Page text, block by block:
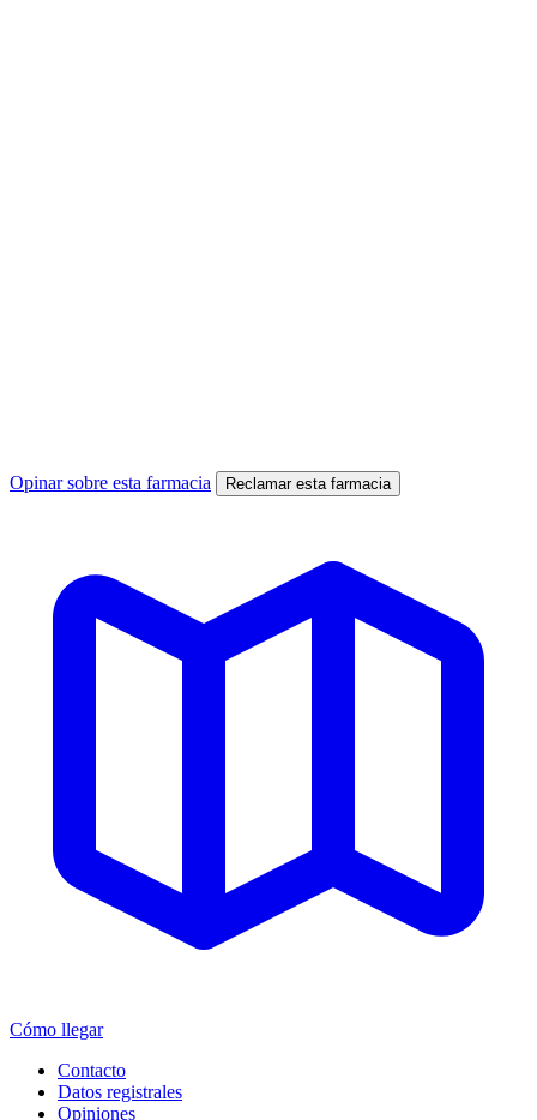
Opinar sobre esta farmacia Reclamar esta farmacia
Cómo llegar
Contacto
Datos registrales
Opiniones